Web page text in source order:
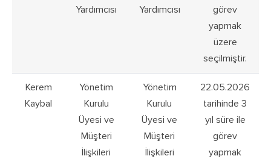
Yardımcısı
Yardımcısı
görev
yapmak
üzere
seçilmiştir.
Kerem
Kaybal
Yönetim
Kurulu
Üyesi ve
Müşteri
İlişkileri
Yönetim
Kurulu
Üyesi ve
Müşteri
İlişkileri
22.05.2026
tarihinde 3
yıl süre ile
görev
yapmak